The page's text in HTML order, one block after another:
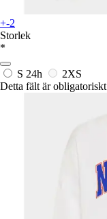
+-2
Storlek
*
S 24h
2XS
Detta fält är obligatoriskt